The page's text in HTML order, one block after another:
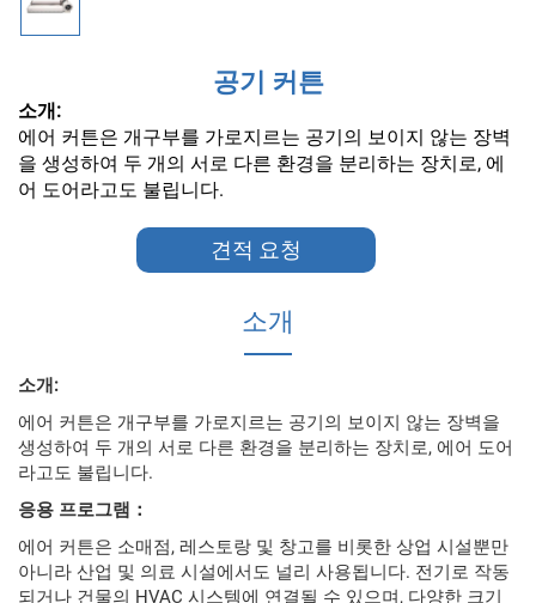
공기 커튼
소개:
에어 커튼은 개구부를 가로지르는 공기의 보이지 않는 장벽
을 생성하여 두 개의 서로 다른 환경을 분리하는 장치로, 에
어 도어라고도 불립니다.
견적 요청
소개
소개:
에어 커튼은 개구부를 가로지르는 공기의 보이지 않는 장벽을
생성하여 두 개의 서로 다른 환경을 분리하는 장치로, 에어 도어
라고도 불립니다.
응용 프로그램：
에어 커튼은 소매점, 레스토랑 및 창고를 비롯한 상업 시설뿐만
아니라 산업 및 의료 시설에서도 널리 사용됩니다. 전기로 작동
되거나 건물의 HVAC 시스템에 연결될 수 있으며, 다양한 크기